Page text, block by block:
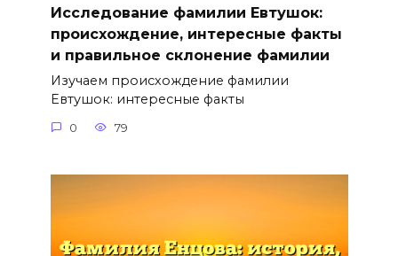
Исследование фамилии Евтушок:
происхождение, интересные факты
и правильное склонение фамилии
Изучаем происхождение фамилии
Евтушок: интересные факты
0 79